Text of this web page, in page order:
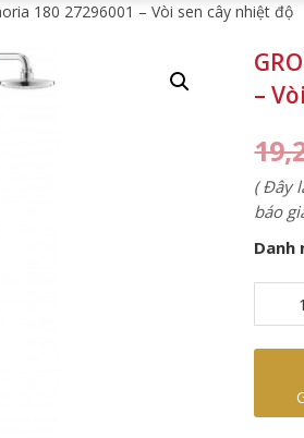
180 27296001 – Vòi sen cây nhiệt độ
–
( Đây
báo
Danh